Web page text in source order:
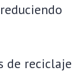
de reciclaje